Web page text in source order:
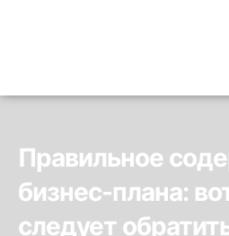
Правильное
бизнес-плана:
следует